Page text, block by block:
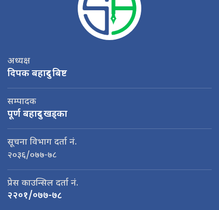
अध्यक्ष
दिपक बहादुर बिष्ट
सम्पादक
पूर्ण बहादुर खड्का
सूचना विभाग दर्ता नं.
२०३६/०७७-७८
प्रेस काउन्सिल दर्ता नं.
२२०१/०७७-७८